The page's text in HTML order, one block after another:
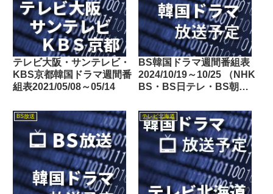
テレビ大阪・サンテレビ・
KBS京都韓国ドラマ週間番
組表2021/05/08～05/14
BS韓国ドラマ週間番組表
2024/10/19～10/25 （NHK
BS・BS日テレ・BS朝
東・BSフジ）
BS放送 テレビ北海道